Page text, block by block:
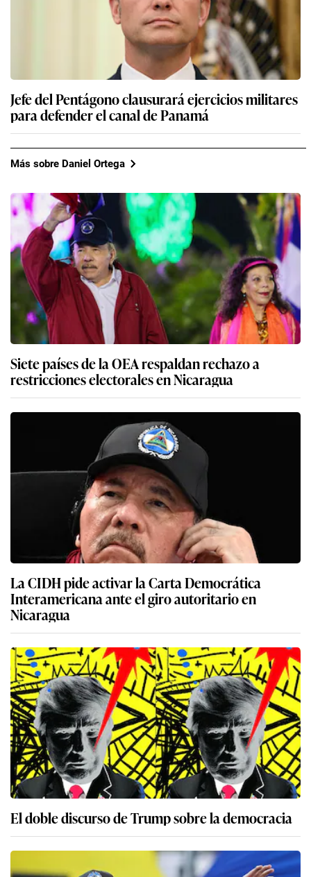
Jefe del Pentágono clausurará ejercicios militares
para defender el canal de Panamá
Más sobre Daniel Ortega
Siete países de la OEA respaldan rechazo a
restricciones electorales en Nicaragua
La CIDH pide activar la Carta Democrática
Interamericana ante el giro autoritario en
Nicaragua
El doble discurso de Trump sobre la democracia